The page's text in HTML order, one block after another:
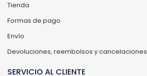
Tienda
Formas de pago
Envío
Devoluciones, reembolsos y cancelaciones
SERVICIO AL CLIENTE